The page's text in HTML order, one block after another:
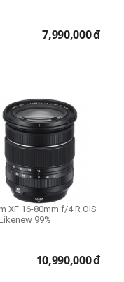
7,990,000đ
XF 16-80mm f/4 R OIS
99%
10,990,000đ